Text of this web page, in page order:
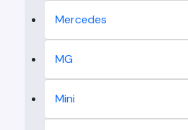
Mercedes
MG
Mini